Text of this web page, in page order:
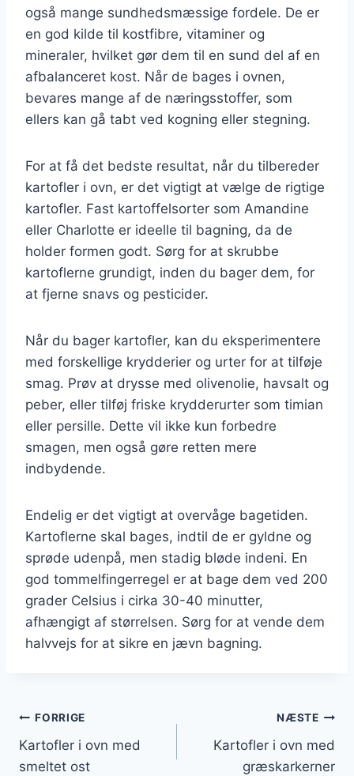
også mange sundhedsmæssige fordele. De er
en god kilde til kostfibre, vitaminer og
mineraler, hvilket gør dem til en sund del af en
afbalanceret kost. Når de bages i ovnen,
bevares mange af de næringsstoffer, som
ellers kan gå tabt ved kogning eller stegning.
For at få det bedste resultat, når du tilbereder
kartofler i ovn, er det vigtigt at vælge de rigtige
kartofler. Fast kartoffelsorter som Amandine
eller Charlotte er ideelle til bagning, da de
holder formen godt. Sørg for at skrubbe
kartoflerne grundigt, inden du bager dem, for
at fjerne snavs og pesticider.
Når du bager kartofler, kan du eksperimentere
med forskellige krydderier og urter for at tilføje
smag. Prøv at drysse med olivenolie, havsalt og
peber, eller tilføj friske krydderurter som timian
eller persille. Dette vil ikke kun forbedre
smagen, men også gøre retten mere
indbydende.
Endelig er det vigtigt at overvåge bagetiden.
Kartoflerne skal bages, indtil de er gyldne og
sprøde udenpå, men stadig bløde indeni. En
god tommelfingerregel er at bage dem ved 200
grader Celsius i cirka 30-40 minutter,
afhængigt af størrelsen. Sørg for at vende dem
halvvejs for at sikre en jævn bagning.
Indlægsnavigation
FORRIGE
Kartofler i ovn med
smeltet ost
NÆSTE
Kartofler i ovn med
græskarkerner